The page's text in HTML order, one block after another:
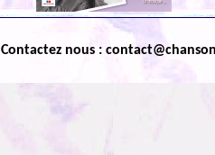
Contactez nous :